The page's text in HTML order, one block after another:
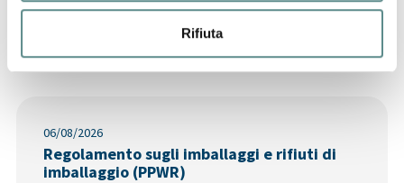
Rifiuta
Ultime News
06/08/2026
Regolamento sugli imballaggi e rifiuti di
imballaggio (PPWR)